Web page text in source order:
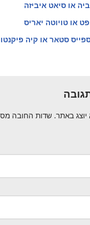
או סיאט איביזה
או טויוטה יאריס
סטאר או קיה פיקנטו
יוצג באתר. שדות החובה